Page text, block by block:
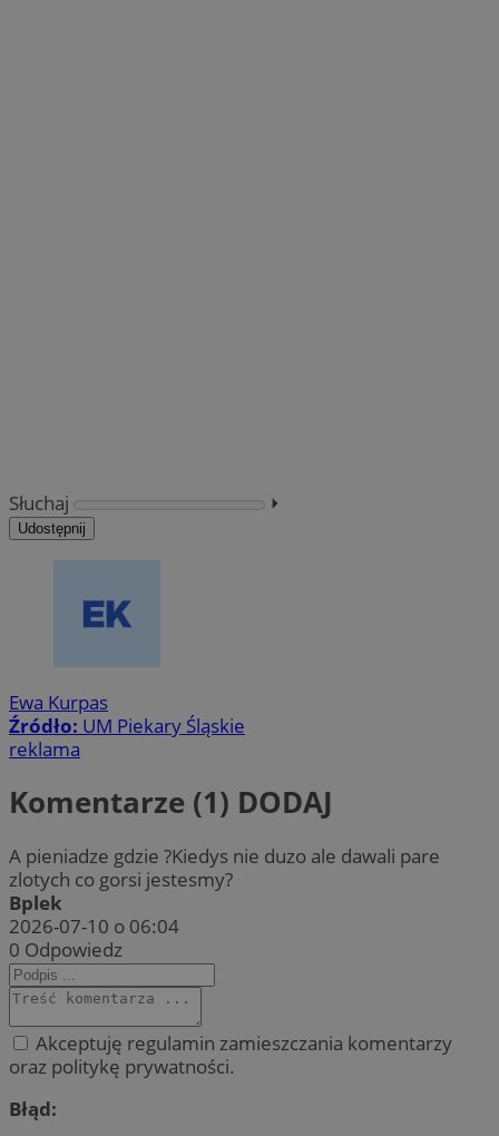
Słuchaj ⏵︎
Udostępnij
Ewa Kurpas
Źródło: UM Piekary Śląskie
reklama
Komentarze (1) DODAJ
A pieniadze gdzie ?Kiedys nie duzo ale dawali pare
zlotych co gorsi jestesmy?
Bplek
2026-07-10 o 06:04
0 Odpowiedz
Akceptuję regulamin zamieszczania komentarzy
oraz politykę prywatności.
Błąd: